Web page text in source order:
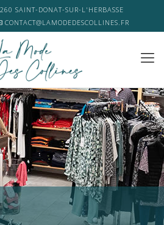
SAINT-DONAT-SUR-L'HERBASSE
CONTACT@LAMODEDESCOLLINES.FR